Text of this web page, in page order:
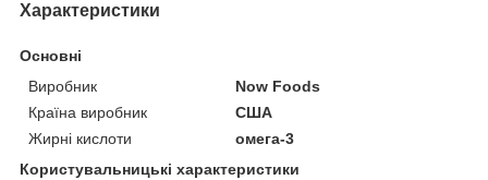
Характеристики
Основні
Виробник
Now Foods
Країна виробник
США
Жирні кислоти
омега-3
Користувальницькі характеристики